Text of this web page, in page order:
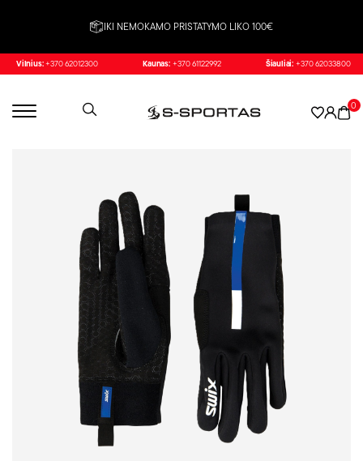
IKI NEMOKAMO PRISTATYMO LIKO 100€
Vilnius: +370 62012300 Kaunas: +370 61122992 Šiauliai: +370 62033800
0